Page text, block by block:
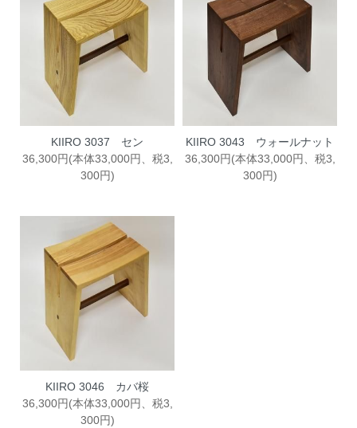
KIIRO 3037 セン
36,300円(本体33,000円、税3,
300円)
KIIRO 3043 ウォールナット
36,300円(本体33,000円、税3,
300円)
KIIRO 3046 カバ桜
36,300円(本体33,000円、税3,
300円)